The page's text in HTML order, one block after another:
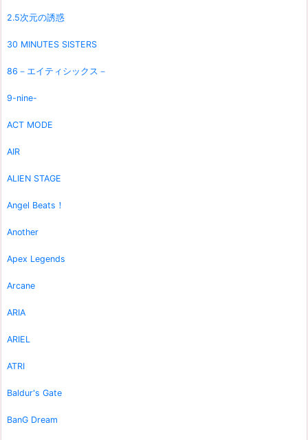
2.5次元の誘惑
30 MINUTES SISTERS
86－エイティシックス－
9-nine-
ACT MODE
AIR
ALIEN STAGE
Angel Beats！
Another
Apex Legends
Arcane
ARIA
ARIEL
ATRI
Baldur's Gate
BanG Dream